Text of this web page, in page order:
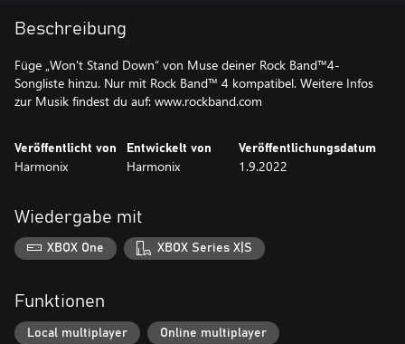
Beschreibung
Füge „Won't Stand Down“ von Muse deiner Rock Band™4-
Songliste hinzu. Nur mit Rock Band™ 4 kompatibel. Weitere Infos
zur Musik findest du auf: www.rockband.com
Veröffentlicht von
Harmonix
Entwickelt von
Harmonix
Veröffentlichungsdatum
1.9.2022
Wiedergabe mit
XBOX One XBOX Series X|S
Funktionen
Local multiplayer Online multiplayer